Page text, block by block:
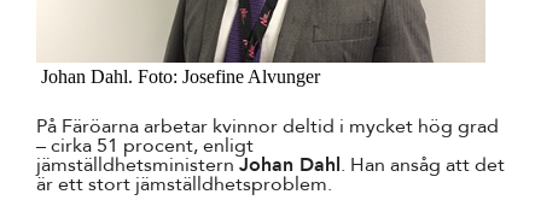
Johan Dahl. Foto: Josefine Alvunger
På Färöarna arbetar kvinnor deltid i mycket hög grad
– cirka 51 procent, enligt
jämställdhetsministernJohan Dahl. Han ansåg att det
är ett stort jämställdhetsproblem.